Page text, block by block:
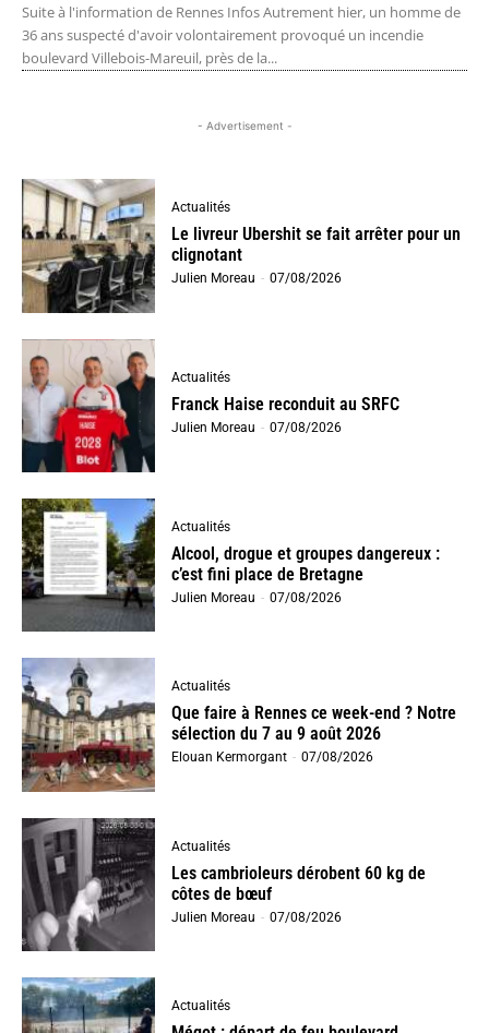
Suite à l'information de Rennes Infos Autrement hier, un homme de
36 ans suspecté d'avoir volontairement provoqué un incendie
boulevard Villebois-Mareuil, près de la...
- Advertisement -
Actualités
Le livreur Ubershit se fait arrêter pour un
clignotant
Julien Moreau - 07/08/2026
Actualités
Franck Haise reconduit au SRFC
Julien Moreau - 07/08/2026
Actualités
Alcool, drogue et groupes dangereux :
c’est fini place de Bretagne
Julien Moreau - 07/08/2026
Actualités
Que faire à Rennes ce week-end ? Notre
sélection du 7 au 9 août 2026
Elouan Kermorgant - 07/08/2026
Actualités
Les cambrioleurs dérobent 60 kg de
côtes de bœuf
Julien Moreau - 07/08/2026
Actualités